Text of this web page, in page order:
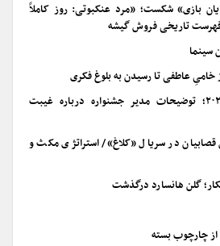
بازی» شکست؛ «مرد عنکبوتی: روز کاملاً
تاریخی فروش گیشه
سینما
خامیِ عاطفی تا رسیدن به بلوغ فکری
فستیوال فیلم ونیز ۲۰۲۶؛ توضیحات مدیر جشنواره درباره غیبت
در سریال «کلاغ»/ استراتژی مکث و
گلن هانسارد درگذشت
از چارچوب بسته